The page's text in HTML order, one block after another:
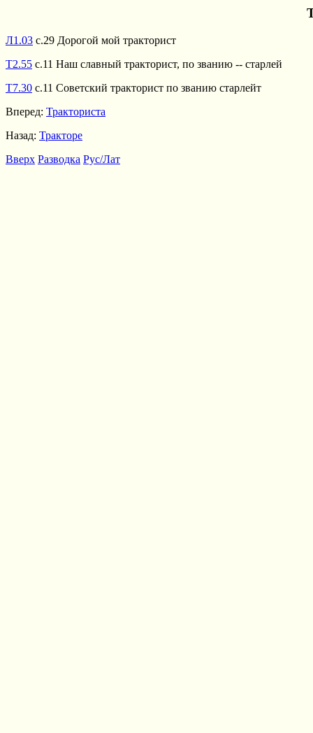
Л1.03 с.29 Дорогой мой тракторист
Т2.55 с.11 Наш славный тракторист, по званию -- старлей
Т7.30 с.11 Советский тракторист по званию старлейт
Вперед: Тракториста
Назад: Тракторе
Вверх Разводка Рус/Лат